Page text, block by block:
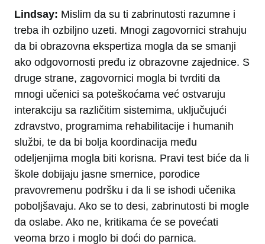
Lindsay: Mislim da su ti zabrinutosti razumne i
treba ih ozbiljno uzeti. Mnogi zagovornici strahuju
da bi obrazovna ekspertiza mogla da se smanji
ako odgovornosti pređu iz obrazovne zajednice. S
druge strane, zagovornici mogla bi tvrditi da
mnogi učenici sa poteškoćama već ostvaruju
interakciju sa različitim sistemima, uključujući
zdravstvo, programima rehabilitacije i humanih
službi, te da bi bolja koordinacija među
odeljenjima mogla biti korisna. Pravi test biće da li
škole dobijaju jasne smernice, porodice
pravovremenu podršku i da li se ishodi učenika
poboljšavaju. Ako se to desi, zabrinutosti bi mogle
da oslabe. Ako ne, kritikama će se povećati
veoma brzo i moglo bi doći do parnica.